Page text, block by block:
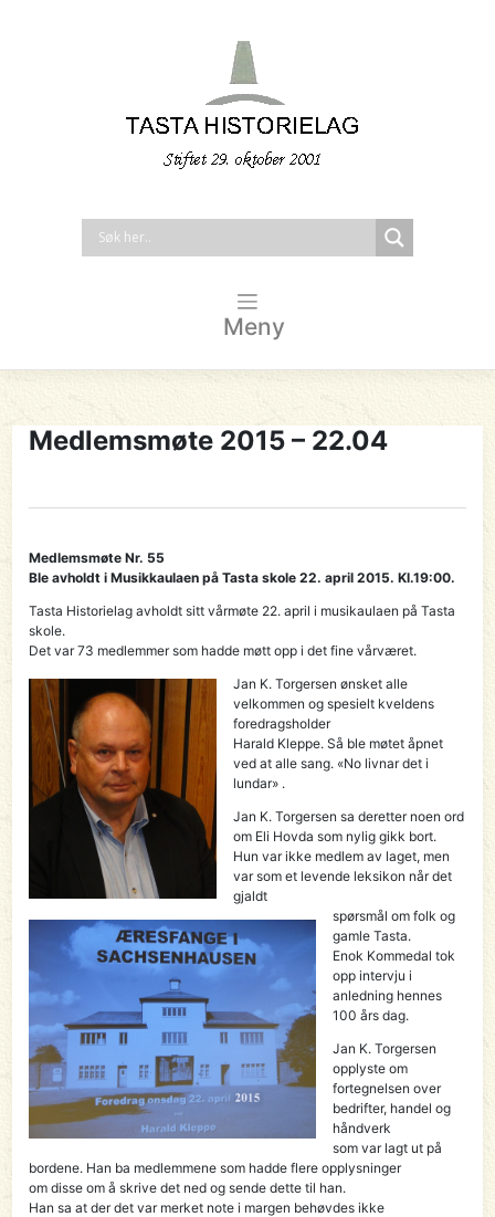
Meny
Medlemsmøte 2015 – 22.04
Medlemsmøte Nr. 55
Ble avholdt i Musikkaulaen på Tasta skole 22. april 2015. Kl.19:00.
Tasta Historielag avholdt sitt vårmøte 22. april i musikaulaen på Tasta
skole.
Det var 73 medlemmer som hadde møtt opp i det fine vårværet.
Jan K. Torgersen ønsket alle
velkommen og spesielt kveldens
foredragsholder
Harald Kleppe. Så ble møtet åpnet
ved at alle sang. «No livnar det i
lundar» .
Jan K. Torgersen sa deretter noen ord
om Eli Hovda som nylig gikk bort.
Hun var ikke medlem av laget, men
var som et levende leksikon når det
gjaldt
spørsmål om folk og
gamle Tasta.
Enok Kommedal tok
opp intervju i
anledning hennes
100 års dag.
Jan K. Torgersen
opplyste om
fortegnelsen over
bedrifter, handel og
håndverk
som var lagt ut på
bordene. Han ba medlemmene som hadde flere opplysninger
om disse om å skrive det ned og sende dette til han.
Han sa at der det var merket note i margen behøvdes ikke